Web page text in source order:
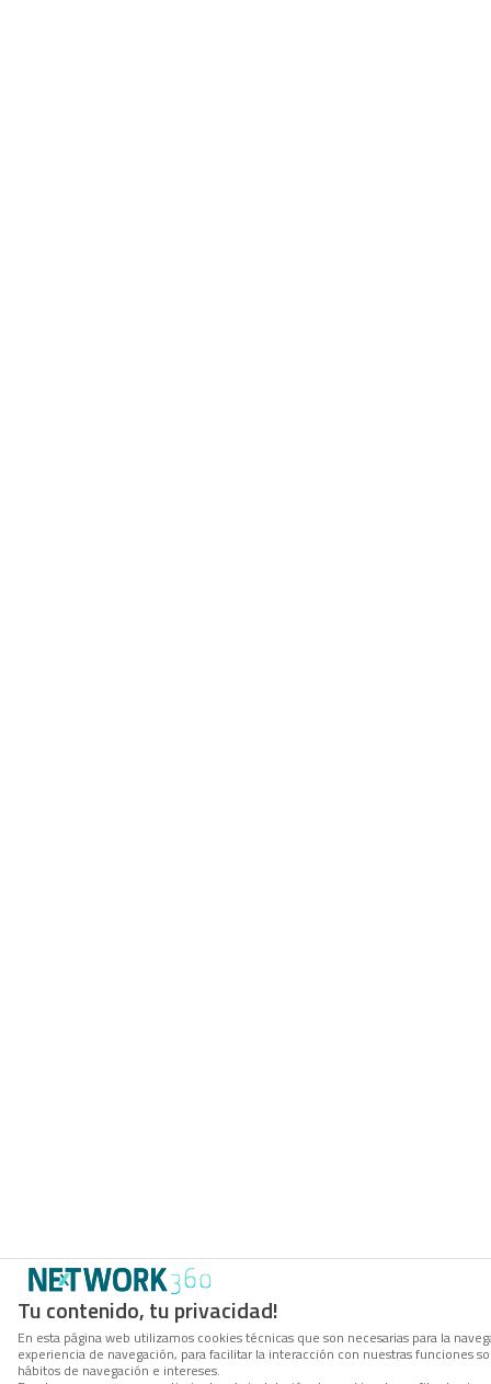
Tu contenido, tu privacidad!
En esta página web utilizamos cookies técnicas que son necesarias para la
experiencia de navegación, para facilitar la interacción con nuestras funciones
hábitos de navegación e intereses.